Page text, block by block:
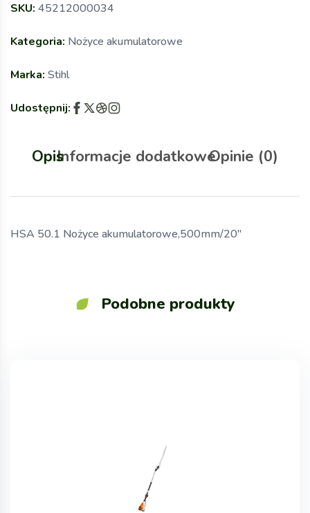
SKU: 45212000034
Kategoria: Nożyce akumulatorowe
Marka: Stihl
Udostępnij:
OpisInformacje dodatkoweOpinie (0)
HSA 50.1 Nożyce akumulatorowe,500mm/20″
Podobne produkty